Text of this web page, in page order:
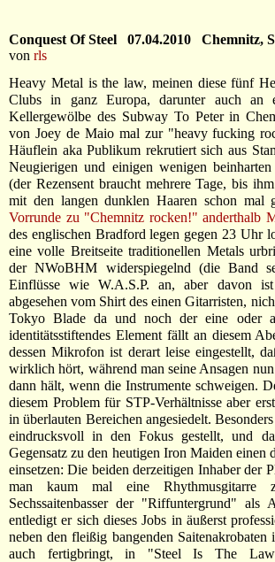
Conquest Of Steel 07.04.2010 Chemnitz,
von rls
Heavy Metal is the law, meinen diese fünf
Clubs in ganz Europa, darunter auch an
Kellergewölbe des Subway To Peter in
von Joey de Maio mal zur "heavy fucking
Häuflein aka Publikum rekrutiert sich aus
Neugierigen und einigen wenigen
(der Rezensent braucht mehrere Tage, bis
mit den langen dunklen Haaren schon
Vorrunde zu "Chemnitz rocken!" anderthalb
des englischen Bradford legen gegen 23 Uhr
eine volle Breitseite traditionellen Metals
der NWoBHM widerspiegelnd (die Band
Einflüsse wie W.A.S.P. an, aber davon
abgesehen vom Shirt des einen Gitarristen,
Tokyo Blade da und noch der eine oder
identitätsstiftendes Element fällt an diesem
dessen Mikrofon ist derart leise eingestellt,
wirklich hört, während man seine Ansagen
dann hält, wenn die Instrumente schweigen.
diesem Problem für STP-Verhältnisse aber
in überlauten Bereichen angesiedelt.
eindrucksvoll in den Fokus gestellt, und
Gegensatz zu den heutigen Iron Maiden
einsetzen: Die beiden derzeitigen Inhaber der
man kaum mal eine Rhythmusgitarre
Sechssaitenbasser der "Riffuntergrund"
entledigt er sich dieses Jobs in äußerst
neben den fleißig bangenden Saitenakrobaten
auch fertigbringt, in "Steel Is The